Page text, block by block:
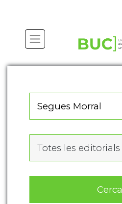
Totes les editorials
Cerca